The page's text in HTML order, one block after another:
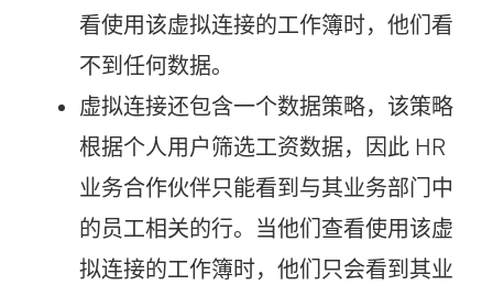
看使用该虚拟连接的工作簿时，他们看
不到任何数据。
虚拟连接还包含一个数据策略，该策略
根据个人用户筛选工资数据，因此 HR
业务合作伙伴只能看到与其业务部门中
的员工相关的行。当他们查看使用该虚
拟连接的工作簿时，他们只会看到其业